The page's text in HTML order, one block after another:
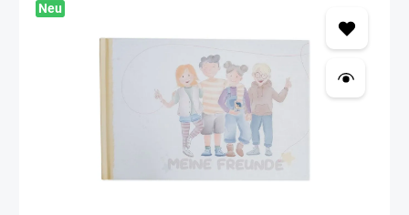
Neu